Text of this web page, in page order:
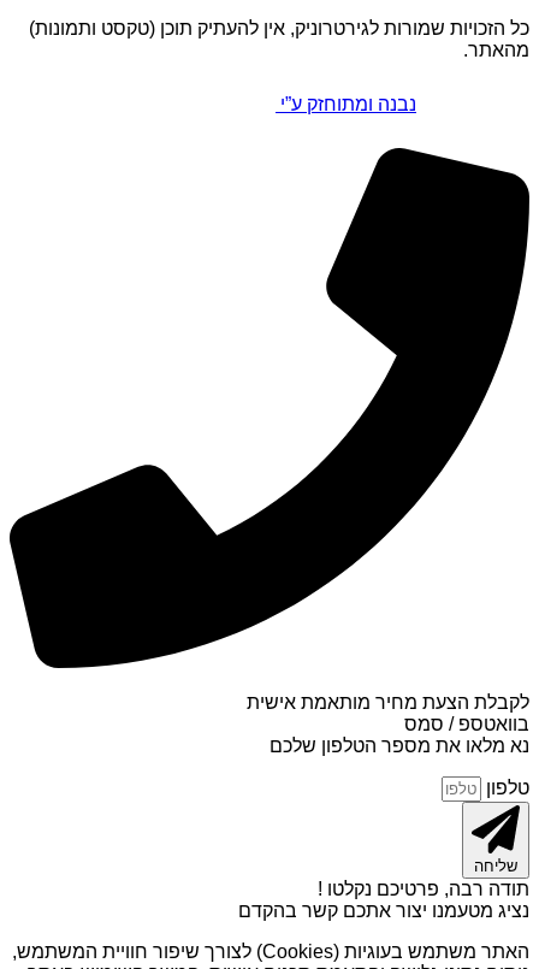
כל הזכויות שמורות לגירטרוניק, אין להעתיק תוכן (טקסט ותמונות)
מהאתר.
נבנה ומתוחזק ע”י
לקבלת הצעת מחיר מותאמת אישית
בוואטספ / סמס
נא מלאו את מספר הטלפון שלכם
טלפון
שליחה
תודה רבה, פרטיכם נקלטו !
נציג מטעמנו יצור אתכם קשר בהקדם
האתר משתמש בעוגיות (Cookies) לצורך שיפור חוויית המשתמש,